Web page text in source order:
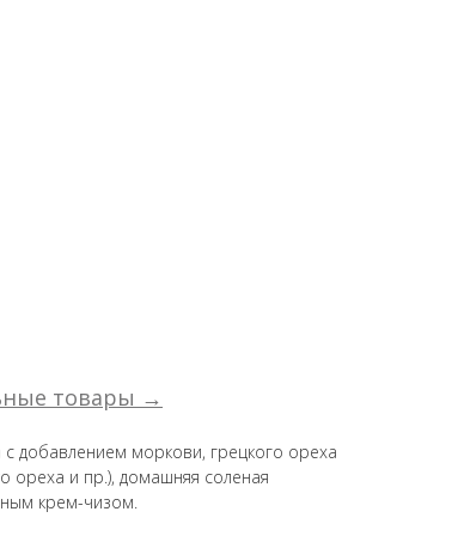
товары →
добавлением моркови, грецкого ореха
ореха и пр.), домашняя соленая
крем-чизом.